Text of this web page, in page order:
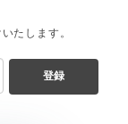
たします。
登録